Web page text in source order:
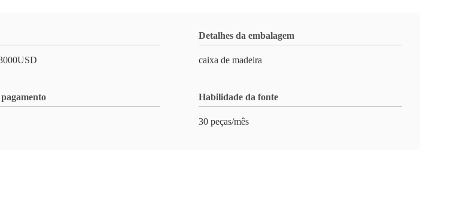
Detalhes da embalagem
caixa de madeira
Habilidade da fonte
30 peças/mês